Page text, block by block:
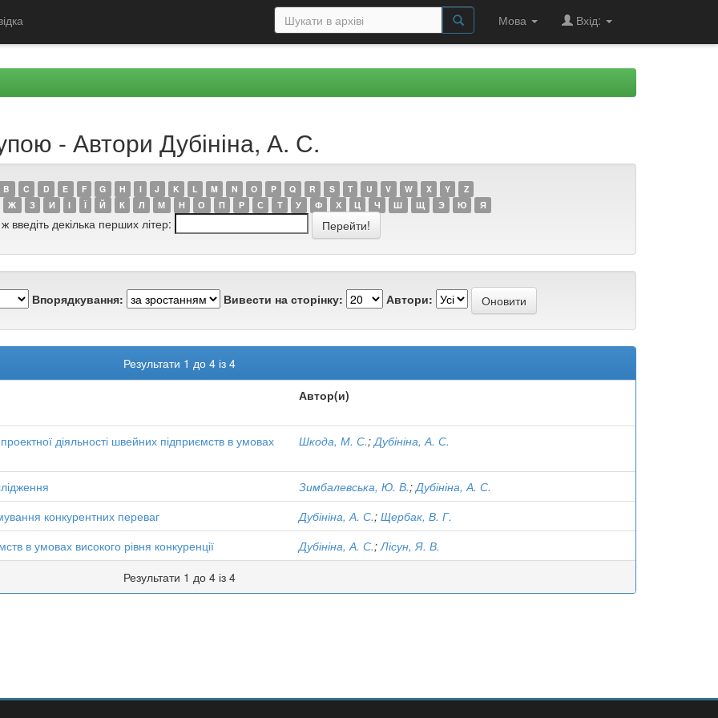
Мова Вхід:
- Автори Дубініна, А. С.
B C D E F G H I J K L M N O P Q R S T U V W X Y
Z
Ж З И І Ї Й К Л М Н О П Р С Т У Ф Х Ц Ч Ш Щ Э Ю Я
введіть декілька перших літер:
Впорядкування: Вивести на сторінку: Автори:
Результати 1 до 4 із 4
Автор(и)
діяльності швейних підприємств в умовах
Шкода, М. С.;Дубініна, А. С.
Зимбалевська, Ю. В.;Дубініна, А. С.
конкурентних переваг Дубініна, А. С.; Щербак, В. Г.
в умовах високого рівня конкуренції Дубініна, А. С.;Лісун, Я. В.
Результати 1 до 4 із 4